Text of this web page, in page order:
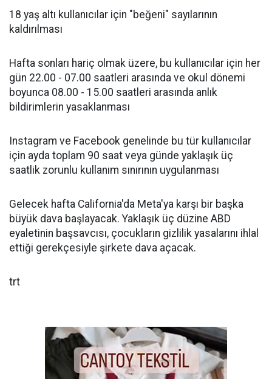
18 yaş altı kullanıcılar için "beğeni" sayılarının
kaldırılması
Hafta sonları hariç olmak üzere, bu kullanıcılar için her
gün 22.00 - 07.00 saatleri arasında ve okul dönemi
boyunca 08.00 - 15.00 saatleri arasında anlık
bildirimlerin yasaklanması
Instagram ve Facebook genelinde bu tür kullanıcılar
için ayda toplam 90 saat veya günde yaklaşık üç
saatlik zorunlu kullanım sınırının uygulanması
Gelecek hafta California'da Meta'ya karşı bir başka
büyük dava başlayacak. Yaklaşık üç düzine ABD
eyaletinin başsavcısı, çocukların gizlilik yasalarını ihlal
ettiği gerekçesiyle şirkete dava açacak.
trt